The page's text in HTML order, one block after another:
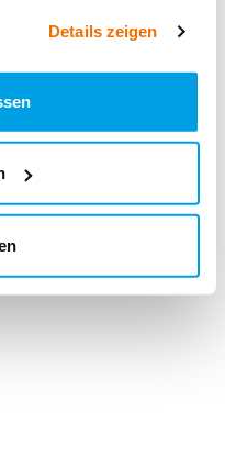
Details zeigen